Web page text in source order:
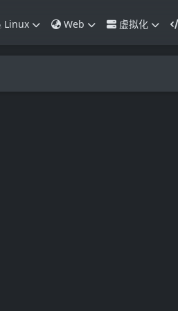
Linux Web 虚拟化